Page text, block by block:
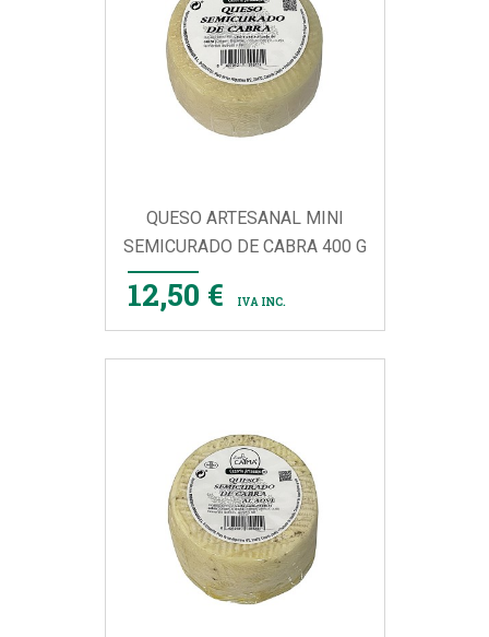
QUESO ARTESANAL MINI
SEMICURADO DE CABRA 400 G
12,50 € IVA INC.